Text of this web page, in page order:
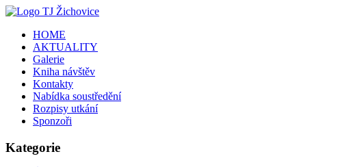
HOME
AKTUALITY
Galerie
Kniha návštěv
Kontakty
Nabídka soustředění
Rozpisy utkání
Sponzoři
Kategorie